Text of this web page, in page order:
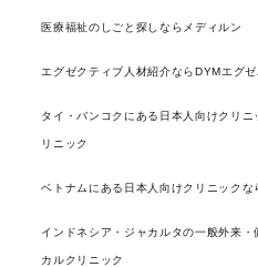
医療福祉のしごと探しならメディルン
エグゼクティブ人材紹介ならDYMエグゼ
タイ・バンコクにある日本人向けクリ
リニック
ベトナムにある日本人向けクリニック
インドネシア・ジャカルタの一般外来
カルクリニック